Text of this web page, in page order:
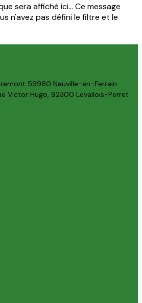
sera affiché ici... Ce message
n'avez pas défini le filtre et le
59960 Neuville-en-Ferrain
Victor Hugo, 92300 Levallois-Perret